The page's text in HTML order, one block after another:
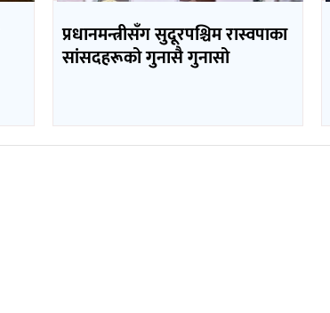
प्रधानमन्त्रीसँग सुदूरपश्चिम रास्वपाका
सांसदहरूको गुनासै गुनासो